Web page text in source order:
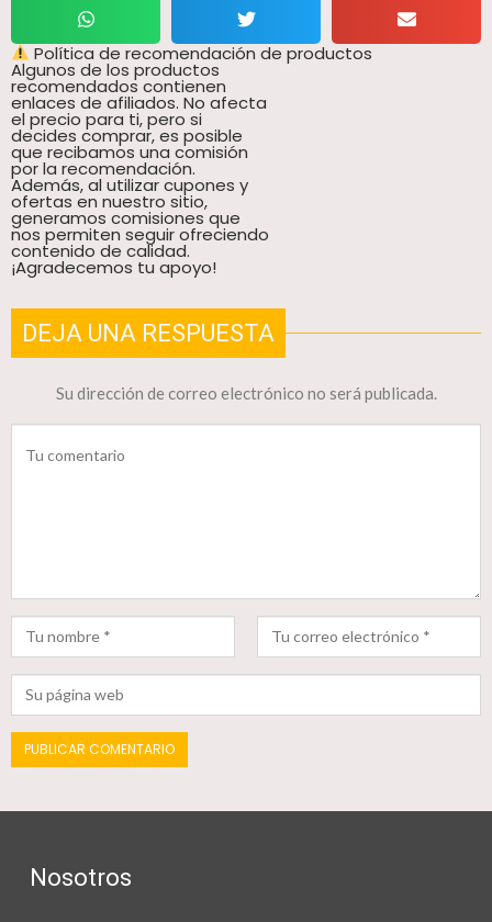
Política de recomendación de productos
Algunos de los productos
recomendados contienen
enlaces de afiliados. No afecta
el precio para ti, pero si
decides comprar, es posible
que recibamos una comisión
por la recomendación.
Además, al utilizar cupones y
ofertas en nuestro sitio,
generamos comisiones que
nos permiten seguir ofreciendo
contenido de calidad.
¡Agradecemos tu apoyo!
DEJA UNA RESPUESTA
Su dirección de correo electrónico no será publicada.
Nosotros